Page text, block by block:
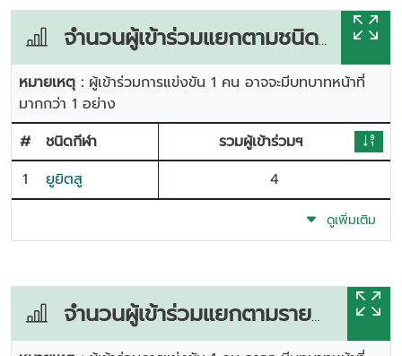
จำนวนผู้เข้าร่วมแยกตามชนิดกีฬา
หมายเหตุ : ผู้เข้าร่วมการแข่งขัน 1 คน อาจจะมีบทบาทหน้าที่
มากกว่า 1 อย่าง
#
ชนิดกีฬา
รวมผู้เข้าร่วมฯ
1
ยูยิตสู 4
ดูเพิ่มเติม
จำนวนผู้เข้าร่วมแยกตามรายการแข่งขัน